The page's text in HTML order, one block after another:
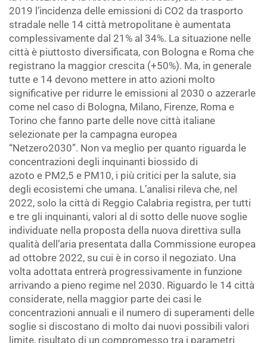
2019 l’incidenza delle emissioni di CO2 da trasporto
stradale nelle 14 città metropolitane è aumentata
complessivamente dal 21% al 34%. La situazione nelle
città è piuttosto diversificata, con Bologna e Roma che
registrano la maggior crescita (+50%). Ma, in generale
tutte e 14 devono mettere in atto azioni molto
significative per ridurre le emissioni al 2030 o azzerarle
come nel caso di Bologna, Milano, Firenze, Roma e
Torino che fanno parte delle nove città italiane
selezionate per la campagna europea
“Netzero2030”. Non va meglio per quanto riguarda le
concentrazioni degli inquinanti biossido di
azoto e PM2,5 e PM10, i più critici per la salute, sia
degli ecosistemi che umana. L’analisi rileva che, nel
2022, solo la città di Reggio Calabria registra, per tutti
e tre gli inquinanti, valori al di sotto delle nuove soglie
individuate nella proposta della nuova direttiva sulla
qualità dell’aria presentata dalla Commissione europea
ad ottobre 2022, su cui è in corso il negoziato. Una
volta adottata entrerà progressivamente in funzione
arrivando a pieno regime nel 2030. Riguardo le 14 città
considerate, nella maggior parte dei casi le
concentrazioni annuali e il numero di superamenti delle
soglie si discostano di molto dai nuovi possibili valori
limite, risultato di un compromesso tra i parametri